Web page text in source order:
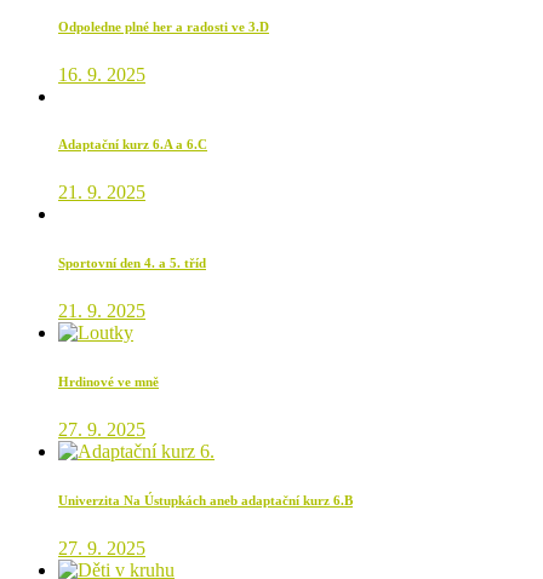
Odpoledne plné her a radosti ve 3.D
16. 9. 2025
Adaptační kurz 6.A a 6.C
21. 9. 2025
Sportovní den 4. a 5. tříd
21. 9. 2025
Hrdinové ve mně
27. 9. 2025
Univerzita Na Ústupkách aneb adaptační kurz 6.B
27. 9. 2025